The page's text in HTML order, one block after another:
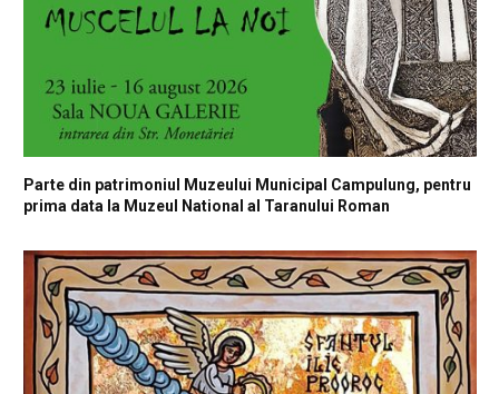
Parte din patrimoniul Muzeului Municipal Campulung, pentru
prima data la Muzeul National al Taranului Roman